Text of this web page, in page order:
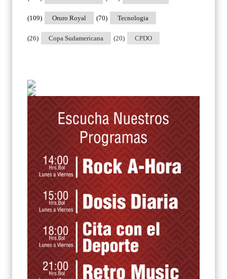
Oruro Royal
(109) Tecnologia
(70)
Copa Sudamericana
(26) CPDO
(20)